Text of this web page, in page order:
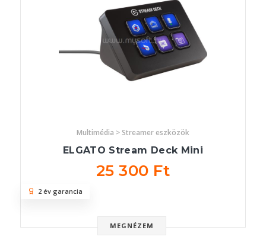
Multimédia > Streamer eszközök
ELGATO Stream Deck Mini
25 300 Ft
MEGNÉZEM
2 év garancia